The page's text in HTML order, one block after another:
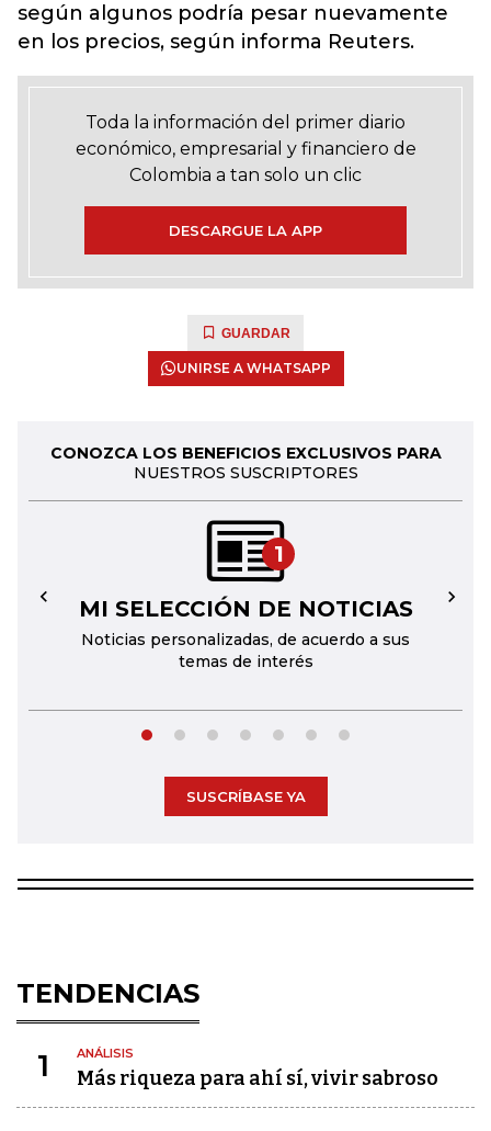
según algunos podría pesar nuevamente
en los precios, según informa Reuters.
Toda la información del primer diario
económico, empresarial y financiero de
Colombia a tan solo un clic
DESCARGUE LA APP
GUARDAR
UNIRSE A WHATSAPP
CONOZCA LOS BENEFICIOS EXCLUSIVOS PARA
NUESTROS SUSCRIPTORES
1
MI SELECCIÓN DE NOTICIAS
Noticias personalizadas, de acuerdo a sus
temas de interés
← →
SUSCRÍBASE YA
TENDENCIAS
1 ANÁLISIS
Más riqueza para ahí sí, vivir sabroso